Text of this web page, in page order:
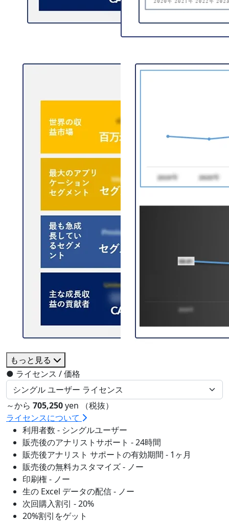
もっと見る
● ライセンス / 価格
～から 705,250yen （税抜）
ライセンスについて
利用者数 - シングルユーザー
販売後のアナリストサポート - 24時間
販売後アナリスト サポートの有効期間 - 1ヶ月
販売後の無料カスタマイズ - ノー
印刷権 - ノー
生の Excel データの配信 - ノー
次回購入割引 - 20%
20%割引をゲット